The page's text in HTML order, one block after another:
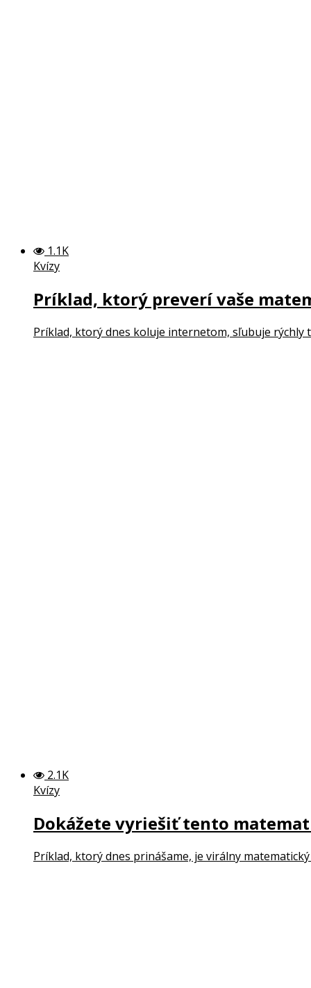
1.1K
Kvízy
Príklad, ktorý preverí vaše
Príklad, ktorý dnes koluje internetom, sľubuje rýchly
2.1K
Kvízy
Dokážete vyriešiť tento
Príklad, ktorý dnes prinášame, je virálny